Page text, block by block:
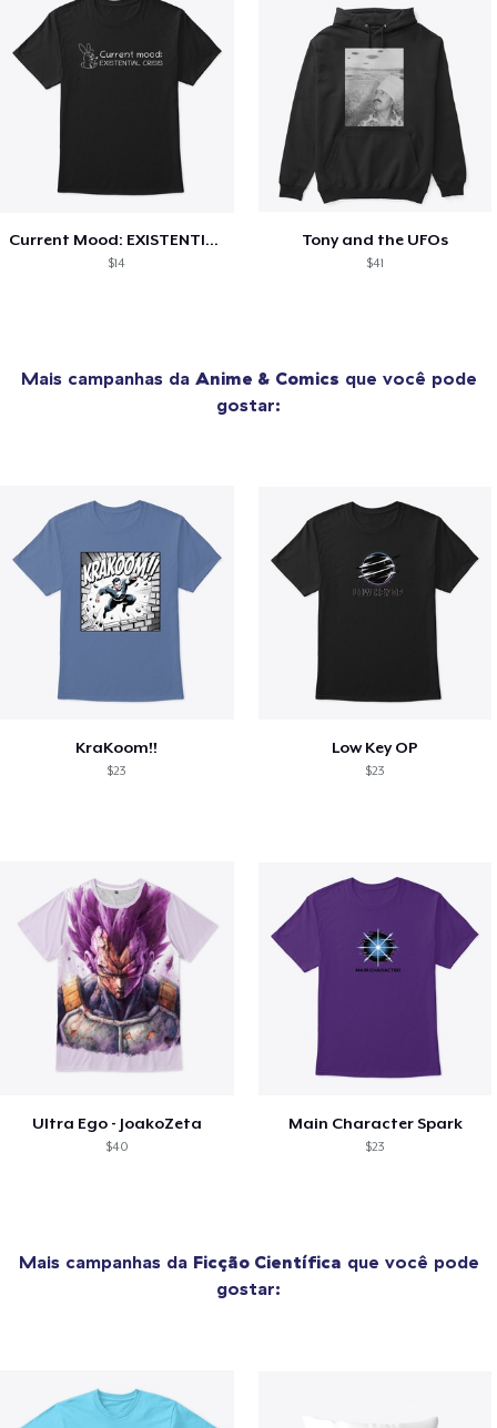
Current Mood: EXISTENTIAL CRISIS
$14
Tony and the UFOs
$41
Mais campanhas da Anime & Comics que você pode
gostar:
KraKoom!!
$23
Low Key OP
$23
Ultra Ego - JoakoZeta
$40
Main Character Spark
$23
Mais campanhas da Ficção Científica que você pode
gostar: